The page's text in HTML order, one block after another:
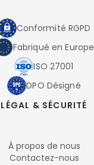
Conformité RGPD
Fabriqué en Europe
ISO 27001
DPO Désigné
LÉGAL & SÉCURITÉ
À propos de nous
Contactez-nous